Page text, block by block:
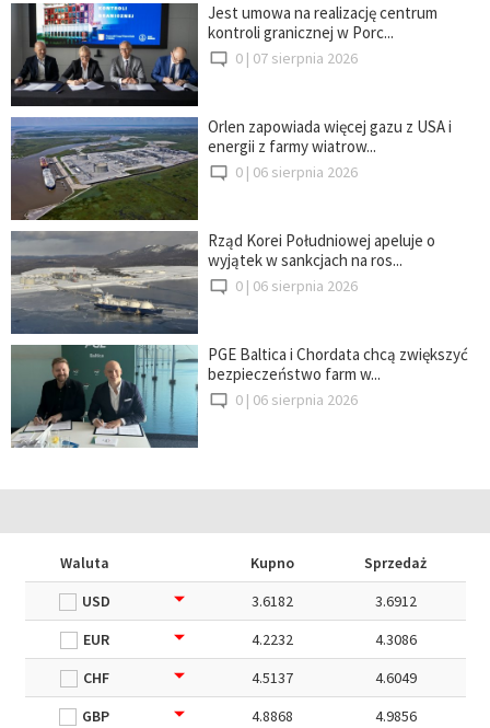
Jest umowa na realizację centrum
kontroli granicznej w Porc...
0 | 07 sierpnia 2026
Orlen zapowiada więcej gazu z USA i
energii z farmy wiatrow...
0 | 06 sierpnia 2026
Rząd Korei Południowej apeluje o
wyjątek w sankcjach na ros...
0 | 06 sierpnia 2026
PGE Baltica i Chordata chcą zwiększyć
bezpieczeństwo farm w...
0 | 06 sierpnia 2026
Waluta Kupno
Sprzedaż
USD
3.6182
3.6912
EUR
4.2232
4.3086
CHF
4.5137
4.6049
GBP
4.8868 4.9856